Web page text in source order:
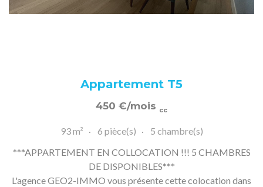
Appartement T5
450 €/mois cc
93 m² 6 pièce(s)
5 chambre(s)
***APPARTEMENT EN COLLOCATION !!! 5 CHAMBRES
DE DISPONIBLES***
L'agence GEO2-IMMO vous présente cette colocation dans